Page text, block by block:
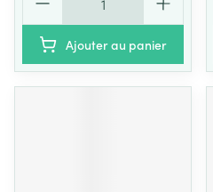
Ajouter au panier